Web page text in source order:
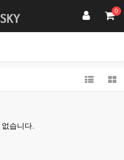
0
습니다.